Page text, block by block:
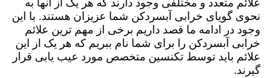
علائم متعدد و مختلفی وجود دارند که هر یک از آنها به
نحوی گویای خرابی آبسردکن شما عزیزان هستند. با این
وجود در ادامه ما قصد داریم برخی از مهم ترین علائم
خرابی آبسردکن را برای شما نام ببریم که هر یک از این
علائم باید توسط تکنسین متخصص مورد عیب یابی قرار
گیرند.